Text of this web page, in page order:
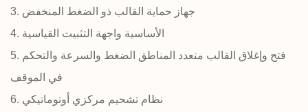
3. جهاز حماية القالب ذو الضغط المنخفض
4. الأساسية واجهة التثبيت القياسية
5. فتح وإغلاق القالب متعدد المناطق الضغط والسرعة والتحكم
في الموقف
6. نظام تشحيم مركزي أوتوماتيكي